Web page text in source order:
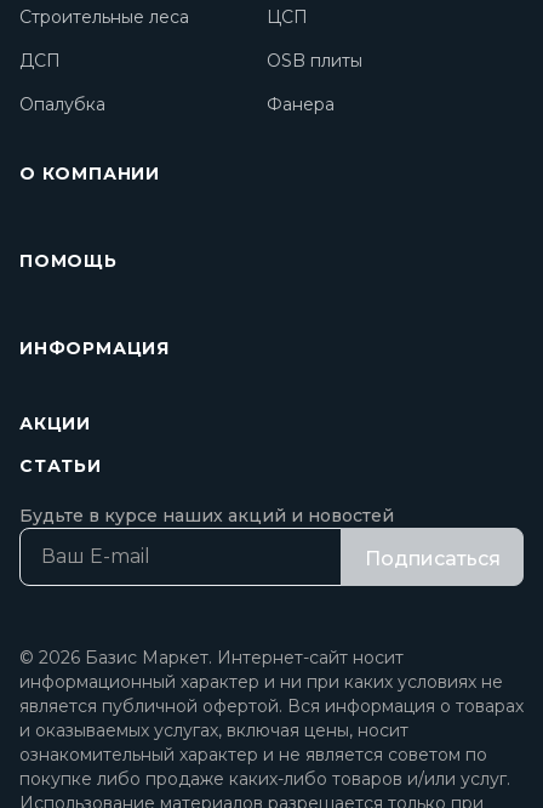
Строительные леса
ЦСП
ДСП
OSB плиты
Опалубка
Фанера
О КОМПАНИИ
ПОМОЩЬ
ИНФОРМАЦИЯ
АКЦИИ
СТАТЬИ
Будьте в курсе наших акций и новостей
Подписаться
© 2026 Базис Маркет. Интернет-сайт носит
информационный характер и ни при каких условиях не
является публичной офертой. Вся информация о товарах
и оказываемых услугах, включая цены, носит
ознакомительный характер и не является советом по
покупке либо продаже каких-либо товаров и/или услуг.
Использование материалов разрешается только при